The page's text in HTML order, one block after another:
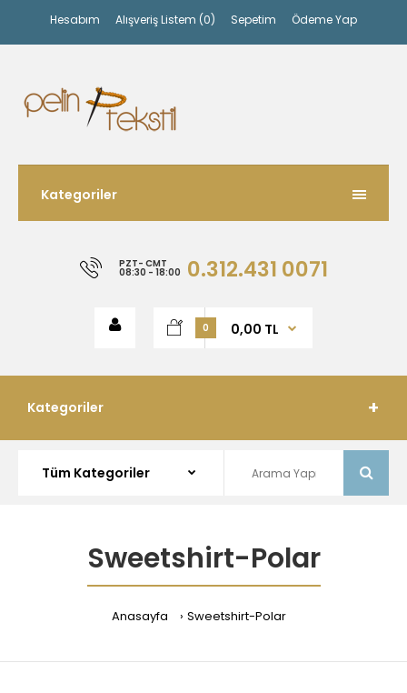
Hesabım Alışveriş Listem (0) Sepetim Ödeme Yap
Kategoriler
PZT- CMT
08:30 - 18:00 0.312.431 0071
0 0,00 TL
Kategoriler
Sweetshirt-Polar
Anasayfa Sweetshirt-Polar